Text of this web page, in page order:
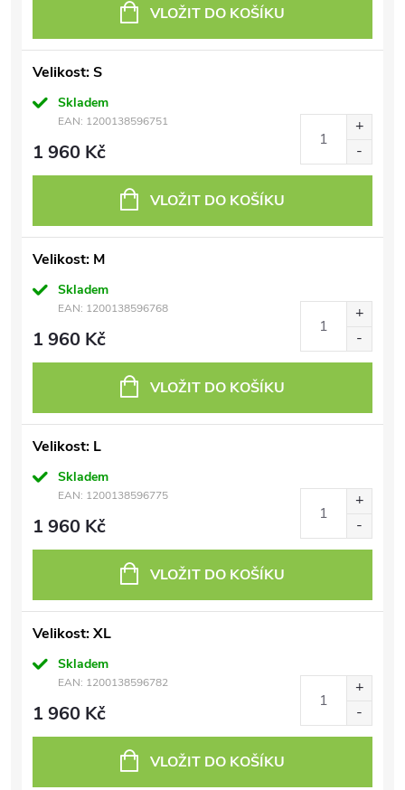
VLOŽIT DO KOŠÍKU
Velikost: S
Skladem
EAN: 1200138596751
1 960 Kč
VLOŽIT DO KOŠÍKU
Velikost: M
Skladem
EAN: 1200138596768
1 960 Kč
VLOŽIT DO KOŠÍKU
Velikost: L
Skladem
EAN: 1200138596775
1 960 Kč
VLOŽIT DO KOŠÍKU
Velikost: XL
Skladem
EAN: 1200138596782
1 960 Kč
VLOŽIT DO KOŠÍKU